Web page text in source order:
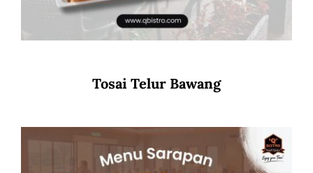
Tosai Telur Bawang